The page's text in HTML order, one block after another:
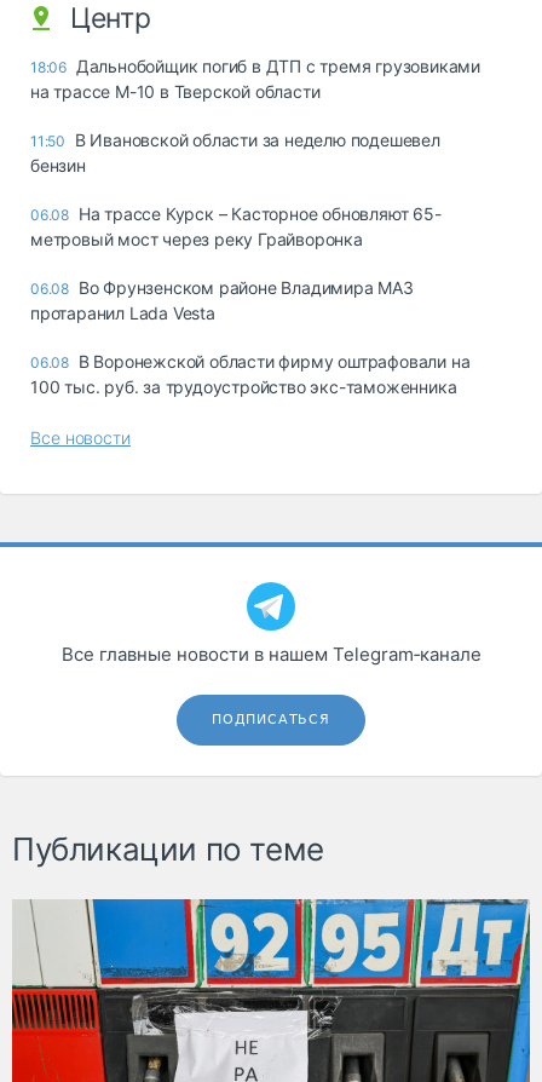
Центр
18:06 Дальнобойщик погиб в ДТП с тремя грузовиками
на трассе М-10 в Тверской области
11:50
В Ивановской области за неделю подешевел
бензин
06.08 На трассе Курск – Касторное обновляют 65-
метровый мост через реку Грайворонка
06.08 Во Фрунзенском районе Владимира МАЗ
протаранил Lada Vesta
06.08 В Воронежской области фирму оштрафовали на
100 тыс. руб. за трудоустройство экс-таможенника
Все новости
Все главные новости в нашем Telegram‑канале
ПОДПИСАТЬСЯ
Публикации по теме